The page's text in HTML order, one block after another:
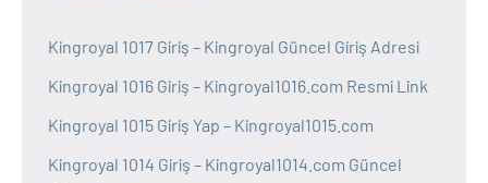
Kingroyal 1017 Giriş – Kingroyal Güncel Giriş Adresi
Kingroyal 1016 Giriş – Kingroyal1016.com Resmi Link
Kingroyal 1015 Giriş Yap – Kingroyal1015.com
Kingroyal 1014 Giriş – Kingroyal1014.com Güncel